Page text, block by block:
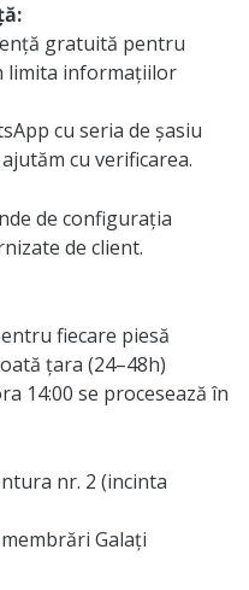
gratuită pentru
limita informațiilor
cu seria de șasiu
cu verificarea.
de configurația
de client.
fiecare piesă
țara (24–48h)
14:00 se procesează în
nr. 2 (incinta
Galați